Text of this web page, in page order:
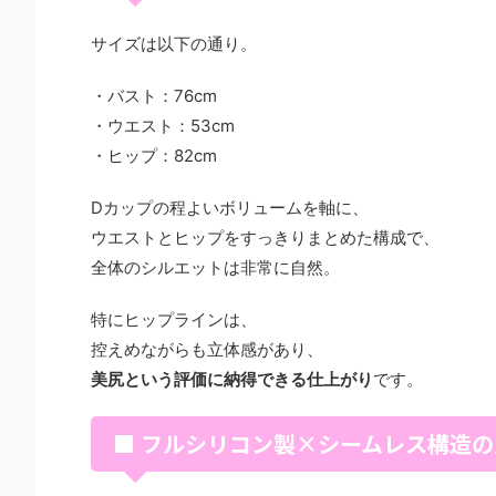
サイズは以下の通り。
・バスト：76cm
・ウエスト：53cm
・ヒップ：82cm
Dカップの程よいボリュームを軸に、
ウエストとヒップをすっきりまとめた構成で、
全体のシルエットは非常に自然。
特にヒップラインは、
控えめながらも立体感があり、
美尻という評価に納得できる仕上がり です。
■ フルシリコン製×シームレス構造